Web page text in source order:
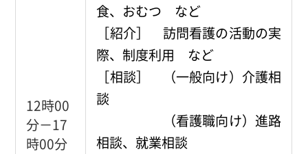
12時00
分－17
時00分
食、おむつ など
［紹介］ 訪問看護の活動の実
際、制度利用 など
［相談］ （一般向け）介護相
談
（看護職向け）進路
相談、就業相談